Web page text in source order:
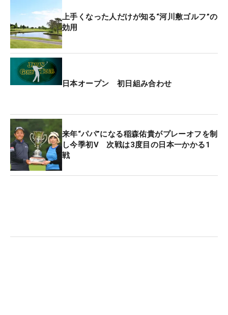
上手くなった人だけが知る“河川敷ゴルフ”の
効用
日本オープン 初日組み合わせ
来年“パパ”になる稲森佑貴がプレーオフを制
し今季初V 次戦は3度目の日本一かかる1
戦